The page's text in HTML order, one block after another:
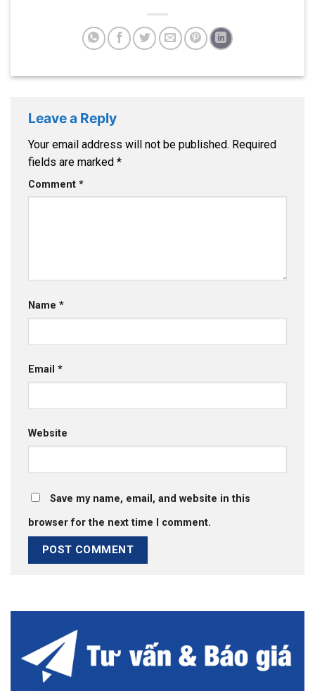
Leave a Reply
Your email address will not be published. Required
fields are marked *
Comment *
Name *
Email *
Website
Save my name, email, and website in this
browser for the next time I comment.